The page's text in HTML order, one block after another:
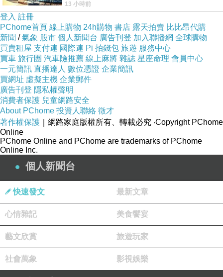
水梨 1顆
蜜棗 2粒
菊花 1小把
做法 :
No》即為其中之一，在告示牌百大單曲
13 小時前
登入 註冊
PChome首頁 線上購物 24h購物 書店 露天拍賣 比比昂代購
新聞 /氣象 股市 個人新聞台 廣告刊登 加入聯播網 全球購物
買賣租屋 支付連 國際連 Pi 拍錢包 旅遊 服務中心
買車 旅行團 汽車險推薦 線上麻將 雜誌 星座命理 會員中心
一元簡訊 直播達人 數位憑證 企業簡訊
買網址 虛擬主機 企業郵件
廣告刊登 隱私權聲明
消費者保護 兒童網路安全
About PChome 投資人聯絡 徵才
著作權保護 ｜網路家庭版權所有、轉載必究 ‧Copyright PChome
Online
PChome Online and PChome are trademarks of PChome
Online Inc.
個人新聞台
快速發文 最新文章
心情雜記 美食饗宴
藝文欣賞 旅遊玩家
社會萬象 影視娛樂